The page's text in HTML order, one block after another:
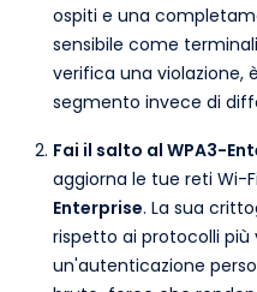
ospiti e una
sensibile come terminali
verifica una violazione,
segmento invece di
Fai il salto al WPA3-
aggiorna le tue reti Wi-
Enterprise. La sua
rispetto ai protocolli più
un'autenticazione